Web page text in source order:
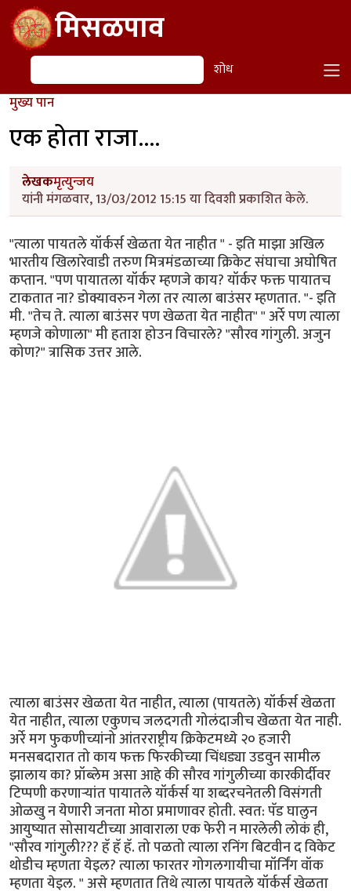
Skip to main contentमिसळपाव
शोध शोध
मुख्य पान
एक होता राजा....
लेखकमृत्युन्जय
यांनी मंगळवार, 13/03/2012 15:15 या दिवशी प्रकाशित केले.
"त्याला पायतले यॉर्कर्स खेळता येत नाहीत " - इति माझा अखिल
भारतीय खिलारेवाडी तरुण मित्रमंडळाच्या क्रिकेट संघाचा अघोषित
कप्तान. "पण पायातला यॉर्कर म्हणजे काय? यॉर्कर फक्त पायातच
टाकतात ना? डोक्यावरुन गेला तर त्याला बाउंसर म्हणतात. "- इति
मी. "तेच ते. त्याला बाउंसर पण खेळता येत नाहीत" " अर्रे पण त्याला
म्हणजे कोणाला" मी हताश होउन विचारले? "सौरव गांगुली. अजुन
कोण?" त्रासिक उत्तर आले.
त्याला बाउंसर खेळता येत नाहीत, त्याला (पायतले) यॉर्कर्स खेळता
येत नाहीत, त्याला एकुणच जलदगती गोलंदाजीच खेळता येत नाही.
अर्रे मग फुकणीच्यांनो आंतरराष्ट्रीय क्रिकेटमध्ये २० हजारी
मनसबदारात तो काय फक्त फिरकीच्या चिंधड्या उडवुन सामील
झालाय का? प्रॉब्लेम असा आहे की सौरव गांगुलीच्या कारकीर्दीवर
टिप्पणी करणार्‍यांत पायातले यॉर्कर्स या शब्दरचनेतली विसंगती
ओळखु न येणारी जनता मोठा प्रमाणावर होती. स्वत: पॅड घालुन
आयुष्यात सोसायटीच्या आवाराला एक फेरी न मारलेली लोकं ही,
"सौरव गांगुली??? हॅ हॅ हॅ. तो पळतो त्याला रनिंग बिटवीन द विकेट
थोडीच म्हणता येइल? त्याला फारतर गोगलगायीचा मॉर्निंग वॉक
म्हणता येइल. " असे म्हणतात तिथे त्याला पायतले यॉर्कर्स खेळता